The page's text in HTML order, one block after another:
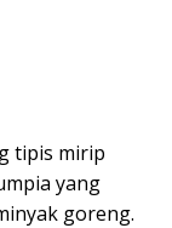
tipis mirip
yang
goreng.